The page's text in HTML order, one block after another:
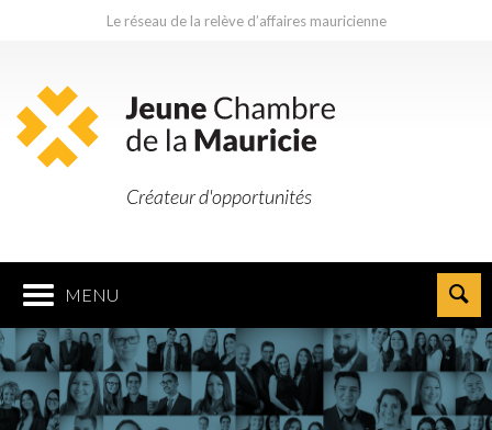
Le réseau de la relève d’affaires mauricienne
Créateur d'opportunités
MENU